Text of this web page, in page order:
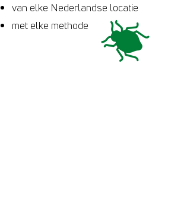
van elke Nederlandse locatie
met elke methode